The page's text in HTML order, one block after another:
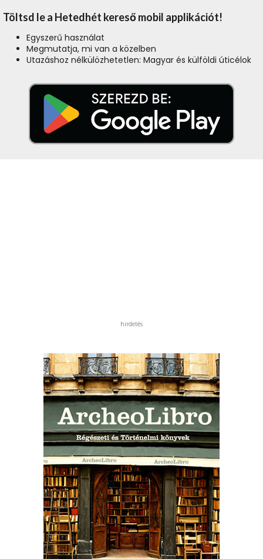
Töltsd le a Hetedhét kereső mobil applikációt!
Egyszerű használat
Megmutatja, mi van a közelben
Utazáshoz nélkülözhetetlen: Magyar és külföldi úticélok
hirdetés